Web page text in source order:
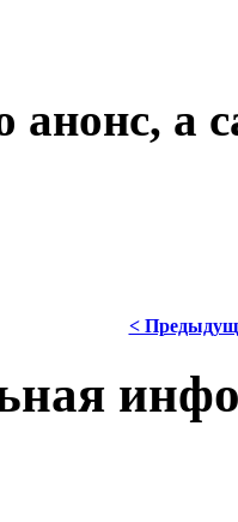
анонс, а
<